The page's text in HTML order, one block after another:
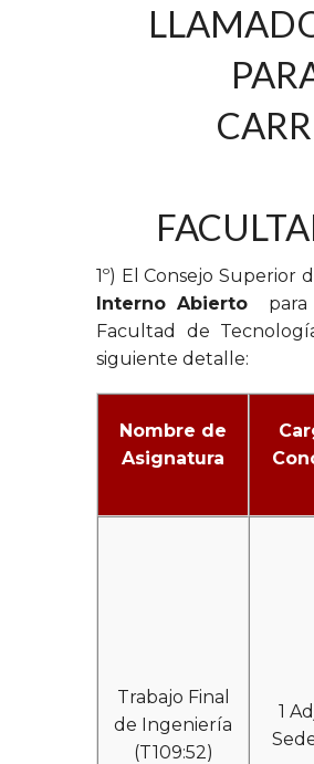
1º) El Consejo Superior
Interno Abierto
Facultad de
siguiente detalle:
Nombre de
Asignatura
Trabajo Final
de Ingeniería
(T109:52)
1